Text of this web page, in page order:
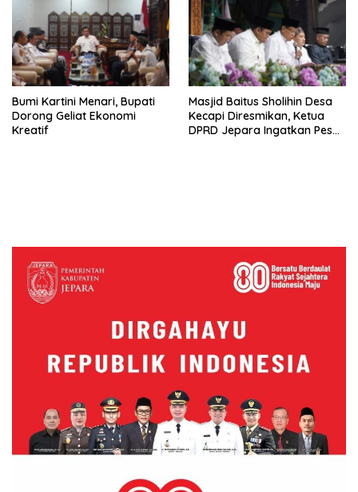
Bumi Kartini Menari, Bupati
Dorong Geliat Ekonomi
Kreatif
Masjid Baitus Sholihin Desa
Kecapi Diresmikan, Ketua
DPRD Jepara Ingatkan Pesan